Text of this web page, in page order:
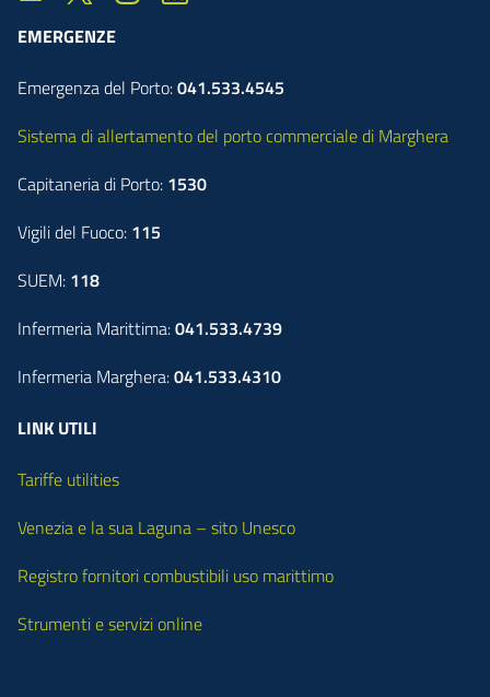
EMERGENZE
Emergenza del Porto:041.533.4545
Sistema di allertamento del porto commerciale di Marghera
Capitaneria di Porto: 1530
Vigili del Fuoco: 115
SUEM: 118
Infermeria Marittima:041.533.4739
Infermeria Marghera:041.533.4310
LINK UTILI
Tariffe utilities
Venezia e la sua Laguna – sito Unesco
Registro fornitori combustibili uso marittimo
Strumenti e servizi online